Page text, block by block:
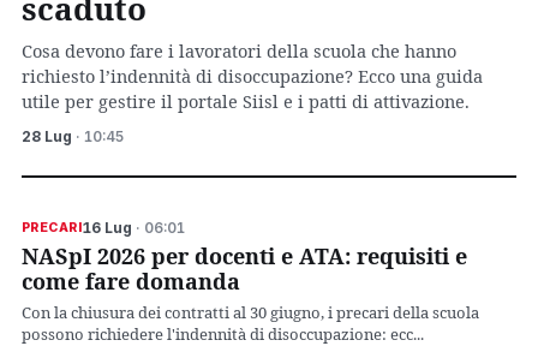
Cosa devono fare i lavoratori della scuola che hanno
richiesto l’indennità di disoccupazione? Ecco una guida
utile per gestire il portale Siisl e i patti di attivazione.
28 Lug · 10:45
PRECARI16 Lug · 06:01
NASpI 2026 per docenti e ATA: requisiti e
come fare domanda
Con la chiusura dei contratti al 30 giugno, i precari della scuola
possono richiedere l'indennità di disoccupazione: ecc...